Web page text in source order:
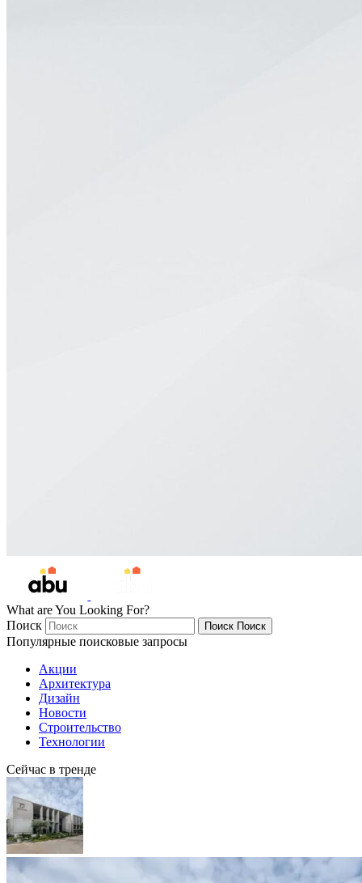
What are You Looking For?
Поиск
Поиск Поиск
Популярные поисковые запросы
Акции
Архитектура
Дизайн
Новости
Строительство
Технологии
Сейчас в тренде